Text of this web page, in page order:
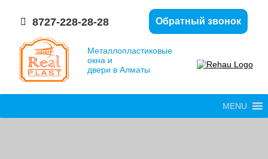
Обратный звонок
8727-228-28-28
Металлопластиковые
окна и
двери в Алматы
MENU